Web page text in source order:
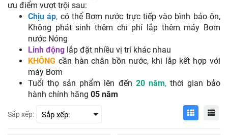
ưu điểm vượt trội sau:
Chịu áp, có thể Bơm nước trực tiếp vào bình bảo ôn,
Không phát sinh thêm chi phí lắp thêm máy Bơm
nước Nóng
Linh động lắp đặt nhiều vị trí khác nhau
KHÔNG cần hàn chân bồn nước, khi lắp kết hợp với
máy Bơm
Tuổi thọ sản phẩm lên đến 20 năm,thời gian bảo
hành chính hãng 05 năm
Sắp xếp: